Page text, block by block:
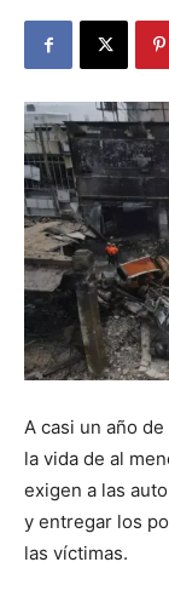
A casi un año
la vida de al
exigen a las
y entregar los
las víctimas.